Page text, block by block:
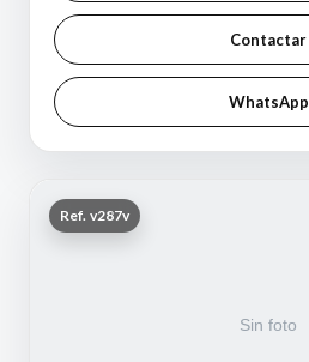
Contactar
WhatsApp
Ref. v287v